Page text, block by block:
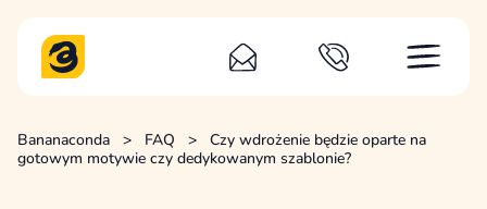
Bananaconda > FAQ >
Czy wdrożenie będzie oparte na
gotowym motywie czy dedykowanym szablonie?